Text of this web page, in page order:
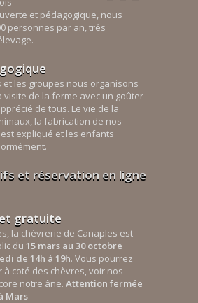
et pédagogique, nous
personnes par an, trés
et les groupes nous organisons
visite de la ferme avec un goûter
de tous. Le vie de la
la fabrication de nos
expliqué et les enfants
et réservation en ligne
gratuite
la chèvrerie de Canaples est
du 15 mars au 30 octobre
de 14h à 19h. Vous pourrez
coté des chèvres, voir nos
notre âne. Attention fermée
Mars